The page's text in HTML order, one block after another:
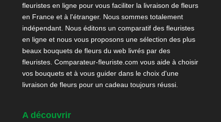
fleuristes en ligne pour vous faciliter la livraison de fleurs
en France et à l'étranger. Nous sommes totalement
indépendant. Nous éditons un comparatif des fleuristes
en ligne et nous vous proposons une sélection des plus
beaux bouquets de fleurs du web livrés par des
fleuristes. Comparateur-fleuriste.com vous aide à choisir
vos bouquets et à vous guider dans le choix d'une
livraison de fleurs pour un cadeau toujours réussi.
A découvrir